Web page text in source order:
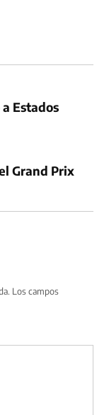
Estados
Grand Prix
Los campos